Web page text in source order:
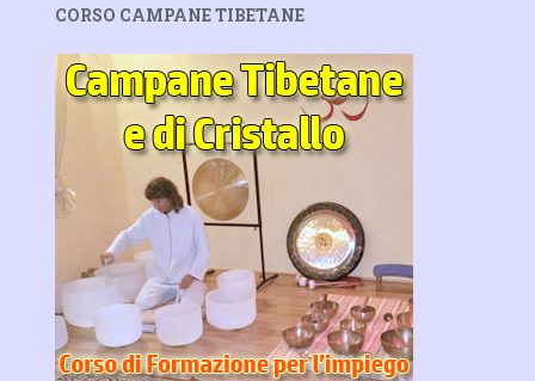
CORSO CAMPANE TIBETANE